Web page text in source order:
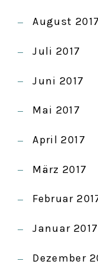
August 2017
Juli 2017
Juni 2017
Mai 2017
April 2017
März 2017
Februar
Januar 2017
Dezember